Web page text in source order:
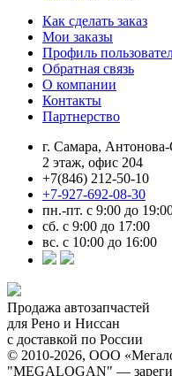
Как сделать заказ
Мои заказы
Профиль
Обратная связь
О компании
Контакты
Партнерство
г. Самара,
2 этаж, офис 204
+7(846) 212-50-10
+7-927-692-08-30
пн.-пт. с 9:00 до
сб. с 9:00 до 17:00
вс. с 10:00 до 16:00
Продажа автозапчастей
для Рено и Ниссан
с доставкой по России
© 2010-2026, ООО
"MEGALOGAN" —